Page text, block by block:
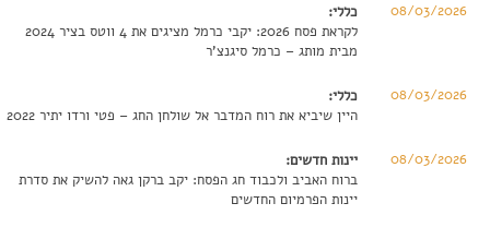
08/03/2026
כללי:
לקראת פסח 2026: יקבי כרמל מציגים את 4 ווטס בציר 2024
מבית מותג – כרמל סיגנצ'ר
08/03/2026
כללי:
היין שיביא את רוח המדבר אל שולחן החג – פטי ורדו יתיר 2022
08/03/2026
יינות חדשים:
ברוח האביב ולכבוד חג הפסח: יקב ברקן גאה להשיק את סדרת
יינות הפרמיום החדשים